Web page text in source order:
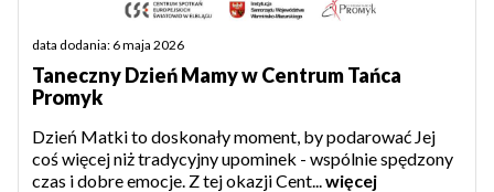
data dodania: 6 maja 2026
Taneczny Dzień Mamy w Centrum Tańca
Promyk
Dzień Matki to doskonały moment, by podarować Jej
coś więcej niż tradycyjny upominek - wspólnie spędzony
czas i dobre emocje. Z tej okazji Cent...więcej